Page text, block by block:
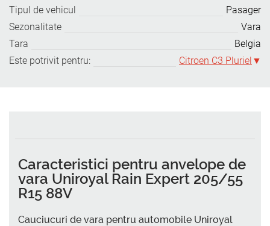
Tipul de vehicul
Pasager
Sezonalitate
Vara
Tara
Belgia
Este potrivit pentru:
Citroen C3 Pluriel
Caracteristici pentru anvelope de
vara Uniroyal Rain Expert 205/55
R15 88V
Cauciucuri de vara pentru automobile Uniroyal